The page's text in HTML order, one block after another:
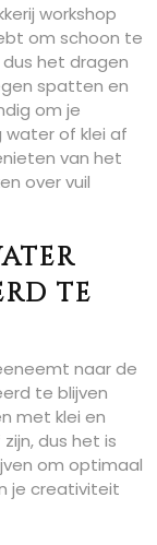
workshop
om schoon te
dus het dragen
spatten en
om je
water of klei af
van het
over vuil
te
naar de
te blijven
met klei en
dus het is
om optimaal
je creativiteit